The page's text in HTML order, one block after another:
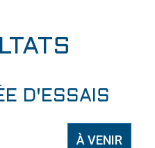
D'ESSAIS
À VENIR